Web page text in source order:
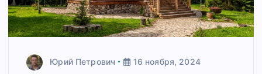
Юрий Петрович 16 ноября, 2024